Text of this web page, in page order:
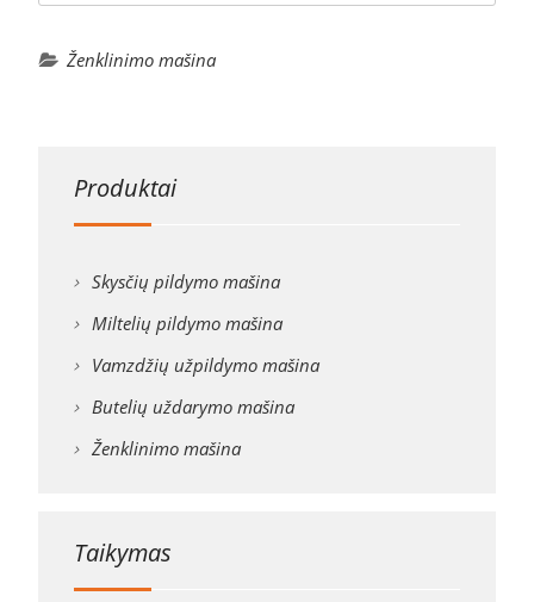
Ženklinimo mašina
Produktai
Skysčių pildymo mašina
Miltelių pildymo mašina
Vamzdžių užpildymo mašina
Butelių uždarymo mašina
Ženklinimo mašina
Taikymas